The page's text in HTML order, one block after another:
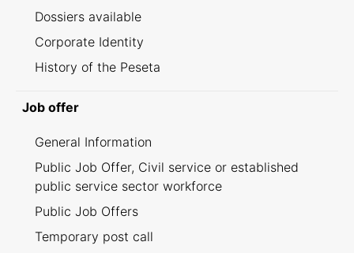
Dossiers available
Corporate Identity
History of the Peseta
Job offer
General Information
Public Job Offer, Civil service or established
public service sector workforce
Public Job Offers
Temporary post call